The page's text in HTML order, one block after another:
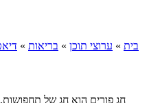
בית » ערוצי תוכן » בריאות »
חג פורים הוא חג של